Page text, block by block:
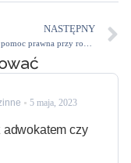
NASTĘPNY
5 maja, 2023
adwokatem czy